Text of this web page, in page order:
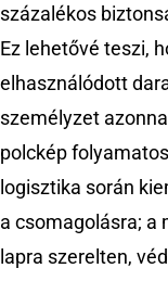
százalékos
Ez lehetővé teszi,
elhasználódott
személyzet
polckép
logisztika során
a csomagolásra; a
lapra szerelten,